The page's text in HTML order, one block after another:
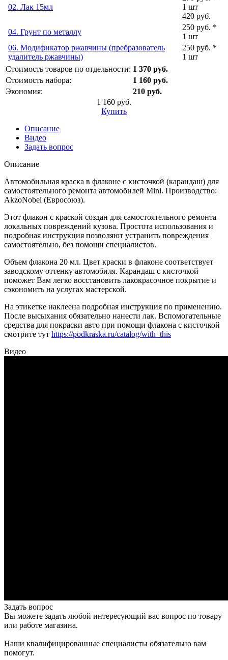
02. Лак 15мл
1 шт
420 руб.
04. Грунт по металлу
250 руб. *
1 шт
06. Модификатор ржавчины (пребразователь
удалитель ржавчины)
250 руб. *
1 шт
Стоимость товаров по отдельности: 1 370 руб.
Стоимость набора:
1 160 руб.
Экономия:
210 руб.
1 160 руб.
Купить
Описание
Видео
Задать вопрос
Описание
Автомобильная краска в флаконе с кисточкой (карандаш) для
самостоятельного ремонта автомобилей Mini. Производство:
AkzoNobel (Евросоюз).
Этот флакон с краской создан для самостоятельного ремонта
локальных повреждений кузова. Простота использования и
подробная инструкция позволяют устранить повреждения
самостоятельно, без помощи специалистов.
Объем флакона 20 мл. Цвет краски в флаконе соответствует
заводскому оттенку автомобиля. Карандаш с кисточкой
поможет Вам легко восстановить лакокрасочное покрытие и
сэкономить на услугах мастерской.
На этикетке наклеена подробная инструкция по применению.
После высыхания обязательно нанести лак. Вспомогательные
средства для покраски авто при помощи флакона с кисточкой
смотрите тут https://podkraska.ru/catalog/with_this
Видео
Задать вопрос
Вы можете задать любой интересующий вас вопрос по товару
или работе магазина.
Наши квалифицированные специалисты обязательно вам
помогут.